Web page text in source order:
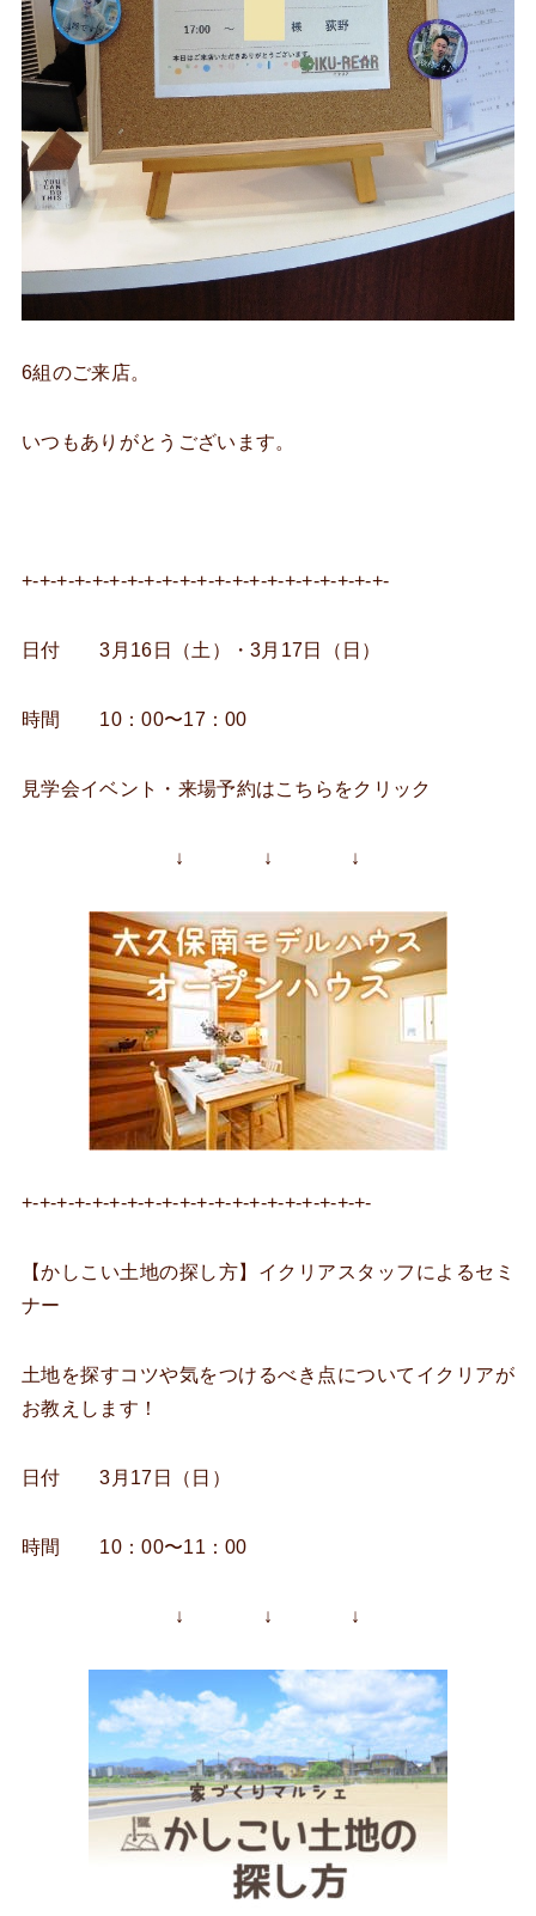
6組のご来店。
いつもありがとうございます。
+-+-+-+-+-+-+-+-+-+-+-+-+-+-+-+-+-+-+-+-+-
日付 3月16日（土）・3月17日（日）
時間 10：00〜17：00
見学会イベント・来場予約はこちらをクリック
↓ ↓ ↓
+-+-+-+-+-+-+-+-+-+-+-+-+-+-+-+-+-+-+-+-
【かしこい土地の探し方】イクリアスタッフによるセミ
ナー
土地を探すコツや気をつけるべき点についてイクリアが
お教えします！
日付 3月17日（日）
時間 10：00〜11：00
↓ ↓ ↓